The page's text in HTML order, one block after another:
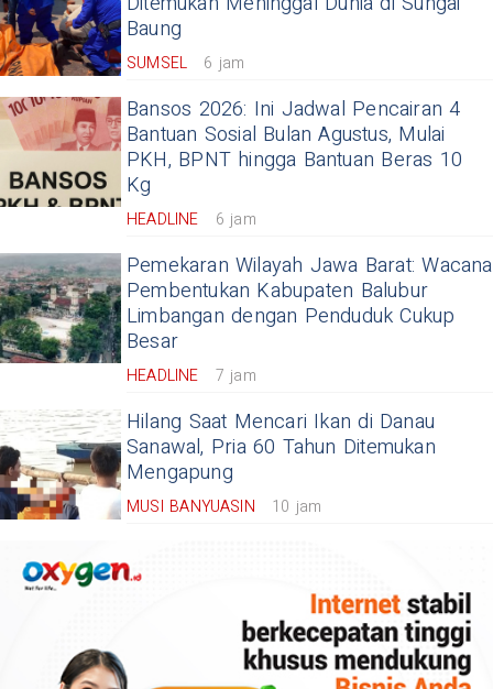
Baung
SUMSEL 6 jam
Bansos 2026: Ini Jadwal Pencairan 4
Bantuan Sosial Bulan Agustus, Mulai
PKH, BPNT hingga Bantuan Beras 10
Kg
HEADLINE 6 jam
Pemekaran Wilayah Jawa Barat: Wacana
Pembentukan Kabupaten Balubur
Limbangan dengan Penduduk Cukup
Besar
HEADLINE 7 jam
Hilang Saat Mencari Ikan di Danau
Sanawal, Pria 60 Tahun Ditemukan
Mengapung
MUSI BANYUASIN 10 jam